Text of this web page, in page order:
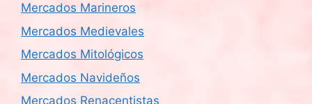
Mercados Marineros
Mercados Medievales
Mercados Mitológicos
Mercados Navideños
Mercados Renacentistas